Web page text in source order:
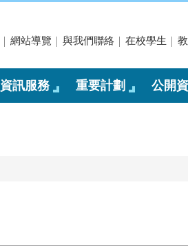
網站導覽 與我們聯絡 在校學生
資訊服務 重要計劃 公開